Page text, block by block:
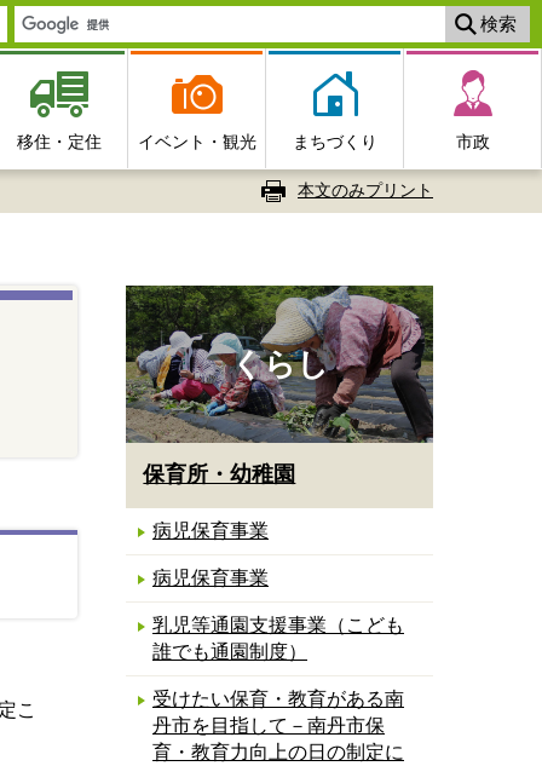
移住・定住 イベント・観光 まちづくり 市政
本文のみプリント
くらし
保育所・幼稚園
病児保育事業
病児保育事業
乳児等通園支援事業（こども
誰でも通園制度）
受けたい保育・教育がある南
丹市を目指して－南丹市保
育・教育力向上の日の制定に
こ